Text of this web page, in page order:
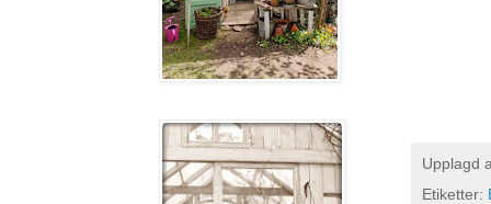
Upplagd
Etiketter: